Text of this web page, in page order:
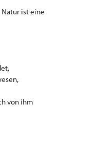
Natur ist eine
von ihm